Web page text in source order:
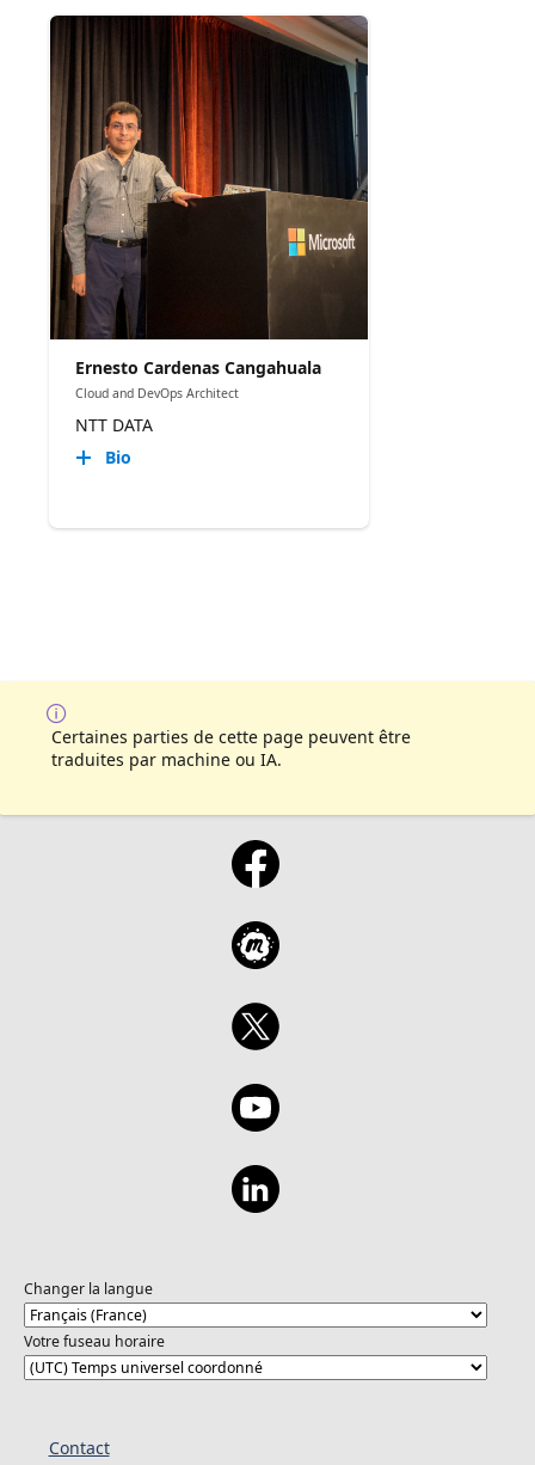
Ernesto Cardenas Cangahuala
Cloud and DevOps Architect
NTT DATA
Bio
Certaines parties de cette page peuvent être
traduites par machine ou IA.
Changer la langue
Votre fuseau horaire
Contact